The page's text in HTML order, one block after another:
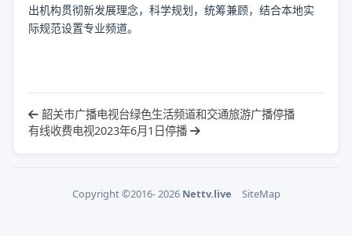
出机构贯彻新发展理念，科学规划，统筹兼顾，结合本地实
际规范设置专业频道。
韶关市广播电视台绿色生活频道和交通旅游广播停播
有线收费电视2023年6月1日停播
Copyright ©2016- 2026 Nettv.live SiteMap